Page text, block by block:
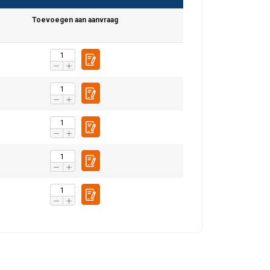
Toevoegen aan aanvraag
DUTCH
analyseren. We
die deze
verzameld door
Niet-
geclassificeerd
ACCEPTEREN